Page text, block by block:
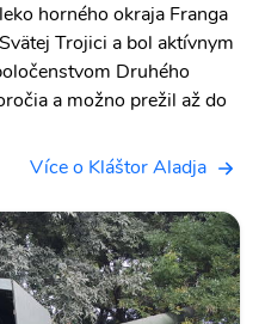
horného okraja Franga
Trojici a bol aktívnym
Druhého
a možno prežil až do
Více o Kláštor Aladja